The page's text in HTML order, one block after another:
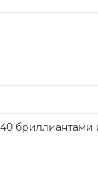
бриллиантами